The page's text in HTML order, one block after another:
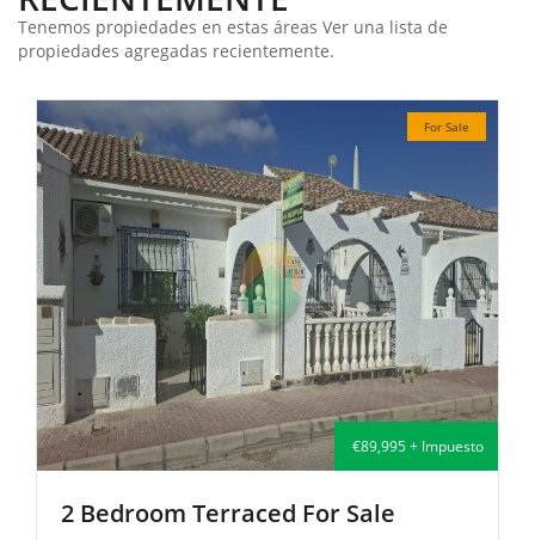
Tenemos propiedades en estas áreas Ver una lista de
propiedades agregadas recientemente.
€89,995 + Impuesto
Terraced For Sale